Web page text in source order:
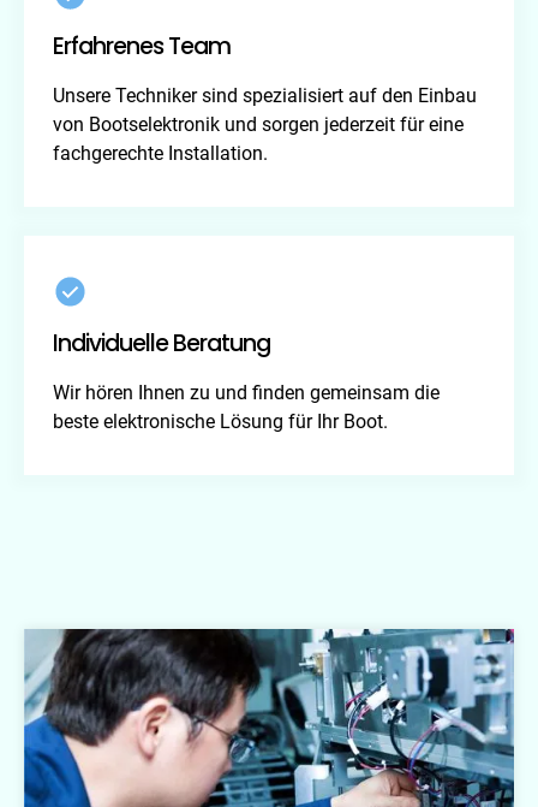
Erfahrenes Team
Unsere Techniker sind spezialisiert auf den Einbau
von Bootselektronik und sorgen jederzeit für eine
fachgerechte Installation.
Individuelle Beratung
Wir hören Ihnen zu und finden gemeinsam die
beste elektronische Lösung für Ihr Boot.